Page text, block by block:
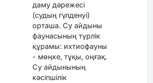
даму дәрежесі
(судың гүлденуі)
орташа. Су айдыны
фаунасының түрлік
құрамы: ихтиофауны
- мөңке, тұқы, оңғақ.
Су айдынының
кәсіпшілік